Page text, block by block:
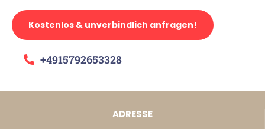
Kostenlos & unverbindlich anfragen!
+4915792653328
ADRESSE